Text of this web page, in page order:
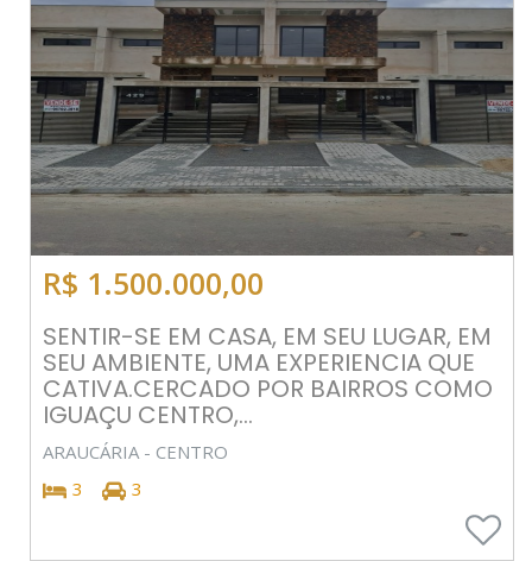
R$ 1.500.000,00
SENTIR-SE EM CASA, EM SEU LUGAR, EM
SEU AMBIENTE, UMA EXPERIENCIA QUE
CATIVA.CERCADO POR BAIRROS COMO
IGUAÇU CENTRO,...
ARAUCÁRIA - CENTRO
3
3